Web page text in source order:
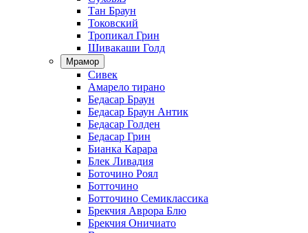
Тан Браун
Токовский
Тропикал Грин
Шивакаши Голд
Мрамор
Сивек
Амарело тирано
Бедасар Браун
Бедасар Браун Антик
Бедасар Голден
Бедасар Грин
Бианка Карара
Блек Ливадия
Боточино Роял
Ботточино
Ботточино Семиклассика
Брекчия Аврора Блю
Брекчия Оничиато